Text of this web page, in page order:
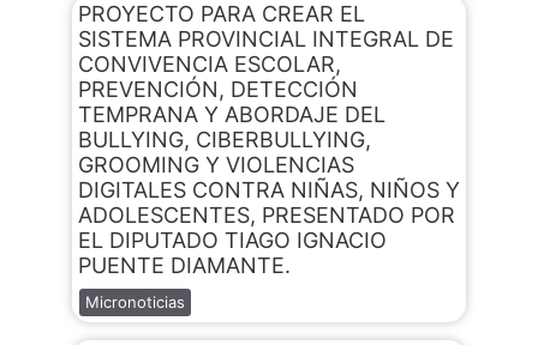
PROYECTO PARA CREAR EL
SISTEMA PROVINCIAL INTEGRAL DE
CONVIVENCIA ESCOLAR,
PREVENCIÓN, DETECCIÓN
TEMPRANA Y ABORDAJE DEL
BULLYING, CIBERBULLYING,
GROOMING Y VIOLENCIAS
DIGITALES CONTRA NIÑAS, NIÑOS Y
ADOLESCENTES, PRESENTADO POR
EL DIPUTADO TIAGO IGNACIO
PUENTE DIAMANTE.
Micronoticias